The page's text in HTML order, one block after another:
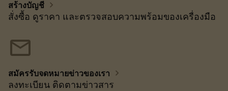
สร้างบัญชี chevron_right
สั่งซื้อ ดูราคา และตรวจสอบความพร้อมของเครื่องมือ
mail
สมัครรับจดหมายข่าวของเรา chevron_right
ลงทะเบียน ติดตามข่าวสาร